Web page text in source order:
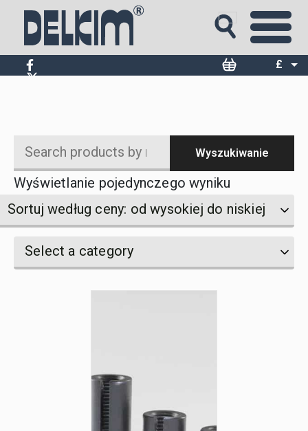
£
Standardowa waga 3g +
5g + 10g
Search
products
by
name
Wyszukiwanie
Wyświetlanie pojedynczego wyniku
Sortuj według ceny: od wysokiej do niskiej
Select
a
Select a category
Select
category